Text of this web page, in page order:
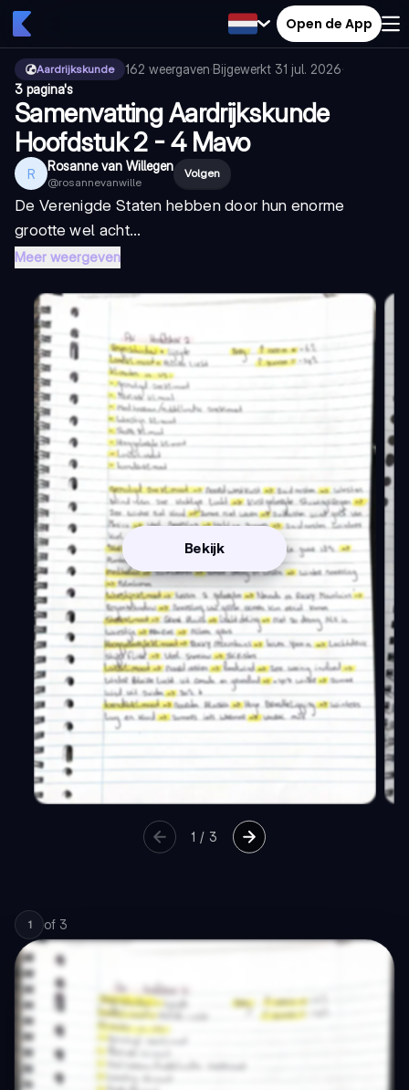
Open de App
Aardrijkskunde 162 weergaven·Bijgewerkt 31 jul. 2026·
3 pagina's
Samenvatting Aardrijkskunde
Hoofdstuk 2 - 4 Mavo
R Rosanne van Willegen
@rosannevanwille
Volgen
De Verenigde Staten hebben door hun enorme
grootte wel acht...
Meer weergeven
Bekijk
1 / 3
1 of 3